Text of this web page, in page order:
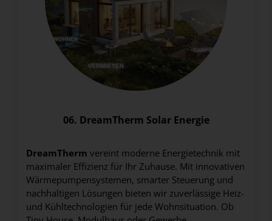
06. DreamTherm Solar Energie
DreamTherm vereint moderne Energietechnik mit
maximaler Effizienz für Ihr Zuhause. Mit innovativen
Wärmepumpensystemen, smarter Steuerung und
nachhaltigen Lösungen bieten wir zuverlässige Heiz-
und Kühltechnologien für jede Wohnsituation. Ob